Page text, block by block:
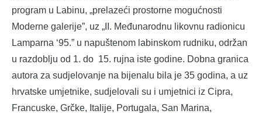
program u Labinu, „prelazeći prostorne mogućnosti
Moderne galerije”, uz „II. Međunarodnu likovnu radionicu
Lamparna ‘95.” u napuštenom labinskom rudniku, održan
u razdoblju od 1. do 15. rujna iste godine. Dobna granica
autora za sudjelovanje na bijenalu bila je 35 godina, a uz
hrvatske umjetnike, sudjelovali su i umjetnici iz Cipra,
Francuske, Grčke, Italije, Portugala, San Marina,